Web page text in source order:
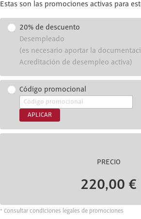
Estas son las promociones activas para
20% de descuento
Desempleado
(es necesario aportar la
Acreditación de desempleo activa)
Código promocional
APLICAR
PRECIO
220,00 €
* Consultar condiciones legales de promociones